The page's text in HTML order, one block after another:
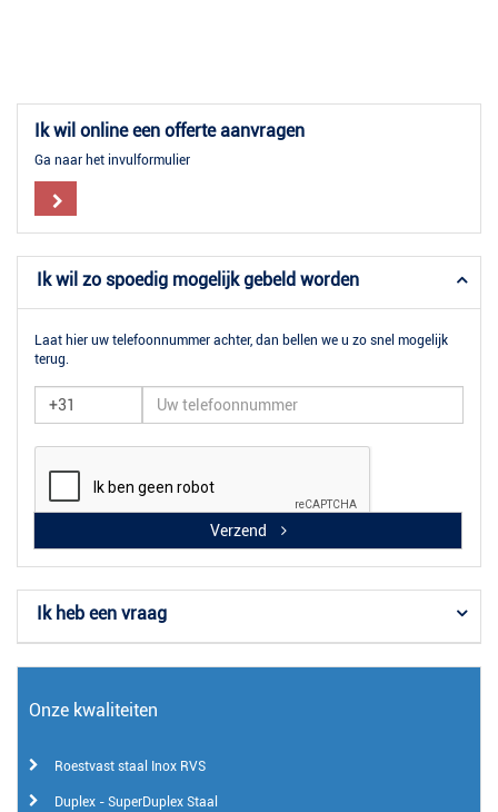
Ik wil online een offerte aanvragen
Ga naar het invulformulier
Ik wil zo spoedig mogelijk gebeld worden
Laat hier uw telefoonnummer achter, dan bellen we u zo snel mogelijk
terug.
Verzend
Ik heb een vraag
Onze kwaliteiten
Roestvast staal Inox RVS
Duplex - SuperDuplex Staal